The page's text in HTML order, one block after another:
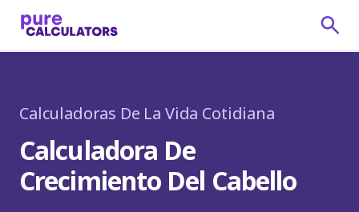
Calculadoras De La Vida Cotidiana
Calculadora De
Crecimiento Del Cabello